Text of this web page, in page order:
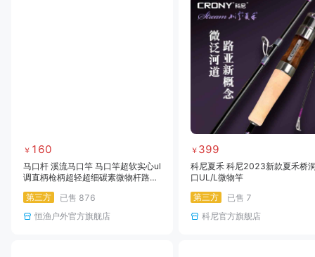
路亚竿 雷强竿
海钓轮 海钓线
￥ 160
马口杆 溪流马口竿 马口竿超软实心ul
调直柄枪柄超轻超细碳素微物杆路亚
第三方
已售 876
恒渔户外官方旗舰店
￥ 399
科尼夏禾 科尼2023新款夏禾桥
口UL/L微物竿
第三方
已售 7
科尼官方旗舰店